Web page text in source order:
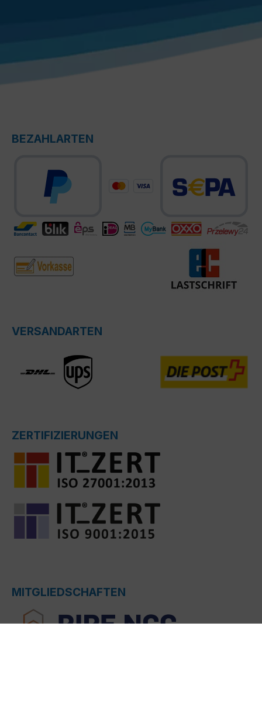
BEZAHLARTEN
VERSANDARTEN
ZERTIFIZIERUNGEN
MITGLIEDSCHAFTEN